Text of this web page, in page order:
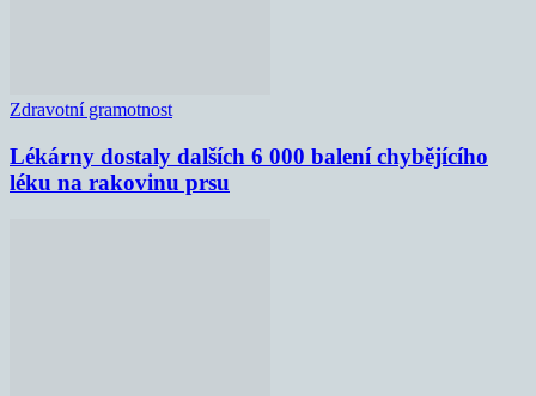
Zdravotní gramotnost
Lékárny dostaly dalších 6 000 balení chybějícího
léku na rakovinu prsu